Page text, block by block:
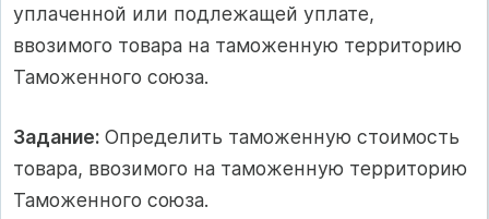
уплаченной или подлежащей уплате,
ввозимого товара на таможенную территорию
Таможенного союза.
Задание: Определить таможенную стоимость
товара, ввозимого на таможенную территорию
Таможенного союза.